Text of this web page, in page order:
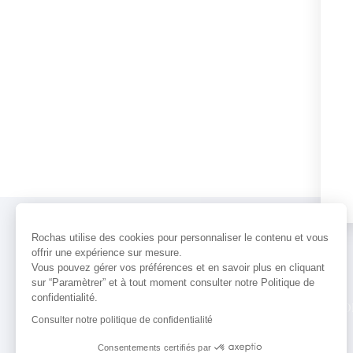
Rochas utilise des cookies pour personnaliser le contenu et vous
offrir une expérience sur mesure.
Vous pouvez gérer vos préférences et en savoir plus en cliquant
sur “Paramètrer” et à tout moment consulter notre Politique de
confidentialité.
Consulter notre politique de confidentialité
Consentements certifiés par